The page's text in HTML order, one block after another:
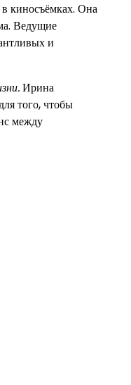
киносъёмках. Она
Ведущие
и
Ирина
того, чтобы
между